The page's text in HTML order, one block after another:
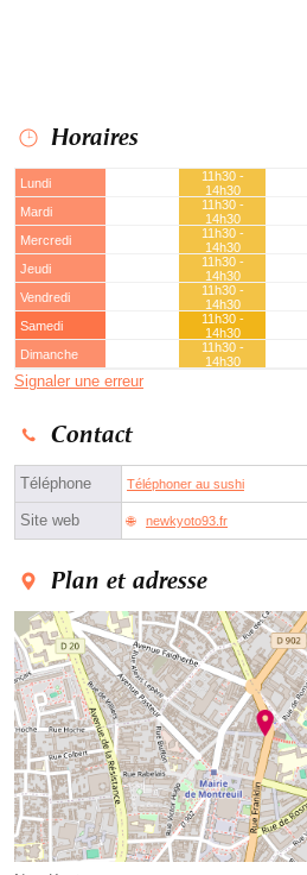
Horaires
Lundi
11h30 -
14h30
Mardi
11h30 -
14h30
Mercredi
11h30 -
14h30
Jeudi
11h30 -
14h30
Vendredi
11h30 -
14h30
Samedi
11h30 -
14h30
Dimanche
11h30 -
14h30
Signaler une erreur
Contact
Téléphone Téléphoner au sushi
Site web newkyoto93.fr
Plan et adresse